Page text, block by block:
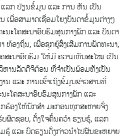
ລກ ປ່ຽນຂໍ້ມູນ ແລະ ການ ຫັນ ເປັນ
ພື່ອສາມາດເຊື່ອມໂຍງບັນດາຂໍ້ມູນຕ່າງໆ
ນະໂຄສະນາອົບຮົມສູນກາງພັກ ແລະ ບັນດາ
ທ້ອງຖິ່ນ, ເພື່ອຊຸກຍູ້ສົ່ງເສີມການພັດທະນາ,
ສະນາອົບຮົມ ໃຫ້ມີ ຄວາມທັນສະໄໝ ເປັນ
ານລັດດີຈິຕ້ອນ ທີ່ຈໍາເປັນພ້ອມທັງເປັນ
ນ ແລະ ການເຂົ້າເຖິງຂໍ້ມູນຂ່າວສານທີ່
ະໂຄສະນາອົບຮົມສູນກາງພັກ ແລະ
ຮ້ອງໃຫ້ນັກສຳ ມະກອນທຸກສະຫາຍຈົ່ງ
ຜິດຊອບ, ຕັ້ງໃຈຄົ້ນຄວ້າ ຮຽນຮູ້, ແລກ
ຮູ້ ແລະ ບົດຮຽນດັ່ງກ່າວນໍາໄປຜັນຂະຫຍາຍ